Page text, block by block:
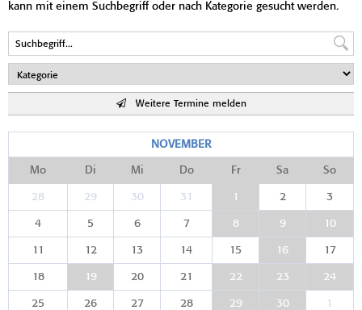
kann mit einem Suchbegriff oder nach Kategorie gesucht werden.
Weitere Termine melden
NOVEMBER
Mo Di Mi Do Fr Sa So
28 29 30 31 1 2 3
4 5 6 7 8 9 10
11 12 13 14 15 16 17
18 19 20 21 22 23 24
25 26 27 28 29 30 1